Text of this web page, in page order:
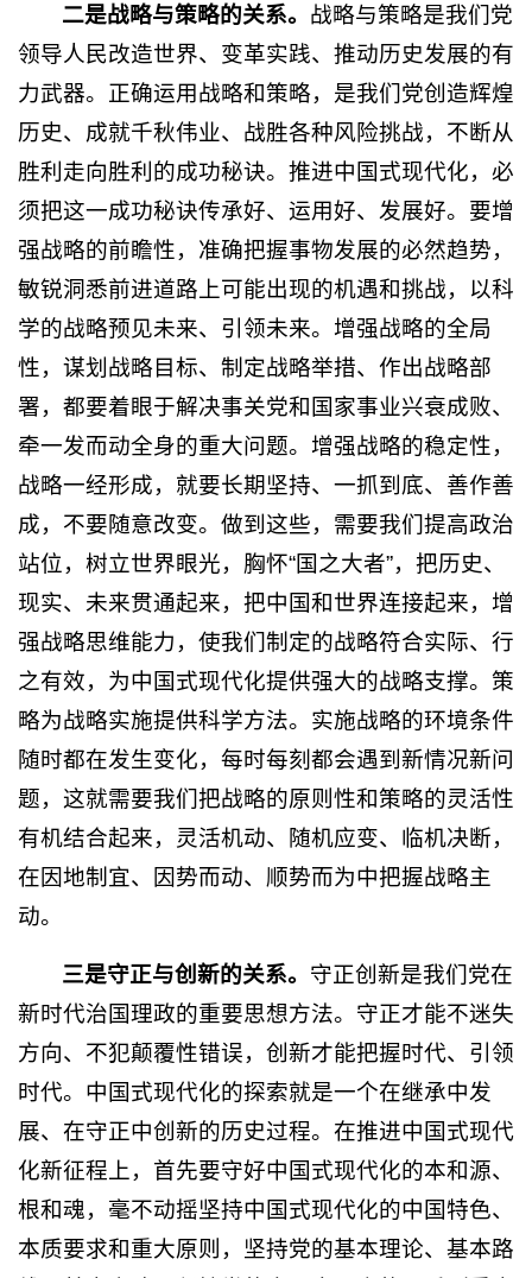
二是战略与策略的关系。 战略与策略是我们党
领导人民改造世界、变革实践、推动历史发展的有
力武器。正确运用战略和策略，是我们党创造辉煌
历史、成就千秋伟业、战胜各种风险挑战，不断从
胜利走向胜利的成功秘诀。推进中国式现代化，必
须把这一成功秘诀传承好、运用好、发展好。要增
强战略的前瞻性，准确把握事物发展的必然趋势，
敏锐洞悉前进道路上可能出现的机遇和挑战，以科
学的战略预见未来、引领未来。增强战略的全局
性，谋划战略目标、制定战略举措、作出战略部
署，都要着眼于解决事关党和国家事业兴衰成败、
牵一发而动全身的重大问题。增强战略的稳定性，
战略一经形成，就要长期坚持、一抓到底、善作善
成，不要随意改变。做到这些，需要我们提高政治
站位，树立世界眼光，胸怀“国之大者”，把历史、
现实、未来贯通起来，把中国和世界连接起来，增
强战略思维能力，使我们制定的战略符合实际、行
之有效，为中国式现代化提供强大的战略支撑。策
略为战略实施提供科学方法。实施战略的环境条件
随时都在发生变化，每时每刻都会遇到新情况新问
题，这就需要我们把战略的原则性和策略的灵活性
有机结合起来，灵活机动、随机应变、临机决断，
在因地制宜、因势而动、顺势而为中把握战略主
动。
三是守正与创新的关系。 守正创新是我们党在
新时代治国理政的重要思想方法。守正才能不迷失
方向、不犯颠覆性错误，创新才能把握时代、引领
时代。中国式现代化的探索就是一个在继承中发
展、在守正中创新的历史过程。在推进中国式现代
化新征程上，首先要守好中国式现代化的本和源、
根和魂，毫不动摇坚持中国式现代化的中国特色、
本质要求和重大原则，坚持党的基本理论、基本路